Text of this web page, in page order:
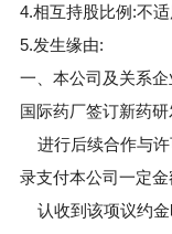
4.相互持股比例:不适
5.发生缘由:
一、本公司及关系
国际药厂签订新药研
进行后续合作与许
录支付本公司一定
认收到该项议约金